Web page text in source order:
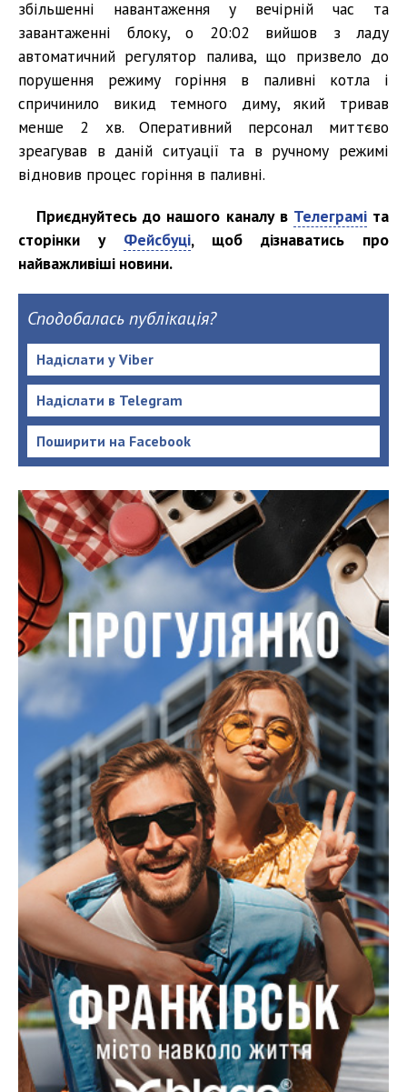
збільшенні навантаження у вечірній час та
завантаженні блоку, о 20:02 вийшов з ладу
автоматичний регулятор палива, що призвело до
порушення режиму горіння в паливні котла і
спричинило викид темного диму, який тривав
менше 2 хв. Оперативний персонал миттєво
зреагував в даній ситуації та в ручному режимі
відновив процес горіння в паливні.
Приєднуйтесь до нашого каналу в Телеграміта
сторінки у Фейсбуці, щоб дізнаватись про
найважливіші новини.
Сподобалась публікація?
Надіслати у Viber
Надіслати в Telegram
Поширити на Facebook